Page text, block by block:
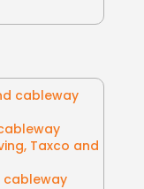
cableway
Taxco and
cableway